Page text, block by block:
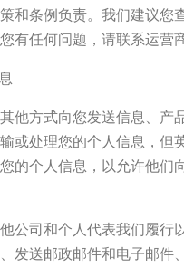
和条例负责。我们建议您
有任何问题，请联系运营商
他方式向您发送信息、产
或处理您的个人信息，但
的个人信息，以允许他们
公司和个人代表我们履行
发送邮政邮件和电子邮件